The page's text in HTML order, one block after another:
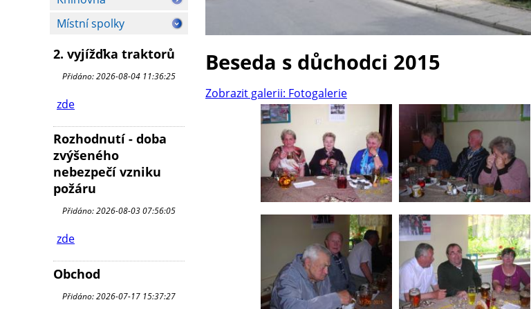
Místní spolky
2. vyjížďka traktorů
Přidáno: 2026-08-04 11:36:25
zde
Rozhodnutí - doba
zvýšeného
nebezpečí vzniku
požáru
Přidáno: 2026-08-03 07:56:05
zde
Obchod
Přidáno: 2026-07-17 15:37:27
Beseda s důchodci 2015
Zobrazit galerii: Fotogalerie